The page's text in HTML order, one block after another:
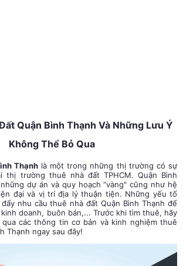
Quận Bình Thạnh Và Những Lưu Ý
Không Thể Bỏ Qua
Thạnhlà một trong những thị trường có sự
thị trường thuê nhà đất TPHCM. Quận Bình
dự án và quy hoạch “vàng" cũng như hệ
đại và vị trí địa lý thuận tiện. Những yếu tố
nhu cầu thuê nhà đất Quận Bình Thạnh để
doanh, buôn bán,... Trước khi tìm thuê, hãy
các thông tin cơ bản và kinh nghiệm thuê
Thạnh ngay sau đây!